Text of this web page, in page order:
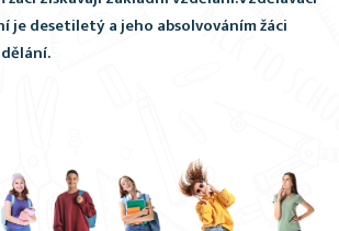
je desetiletý a jeho absolvováním žáci